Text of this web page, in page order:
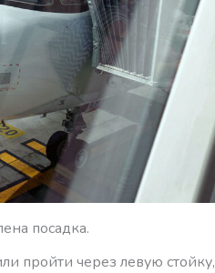
посадка.
пройти через левую стойку,